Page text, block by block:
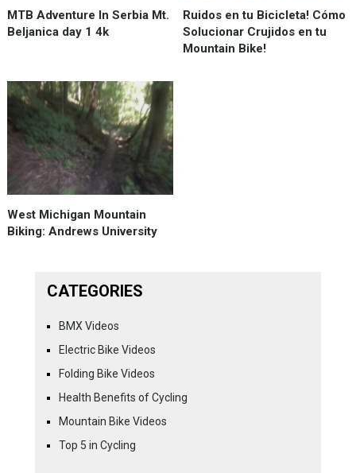
MTB Adventure In Serbia Mt.
Beljanica day 1 4k
Ruidos en tu Bicicleta! Cómo
Solucionar Crujidos en tu
Mountain Bike!
West Michigan Mountain
Biking: Andrews University
CATEGORIES
BMX Videos
Electric Bike Videos
Folding Bike Videos
Health Benefits of Cycling
Mountain Bike Videos
Top 5 in Cycling